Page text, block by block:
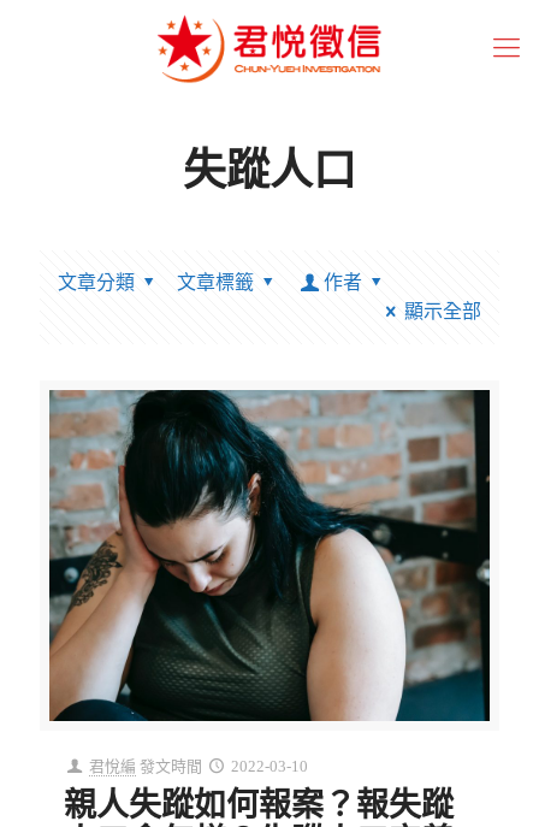
失蹤人口
文章分類 文章標籤
作者
顯示全部
君悅編 發文時間 2022-03-10
親人失蹤如何報案？報失蹤